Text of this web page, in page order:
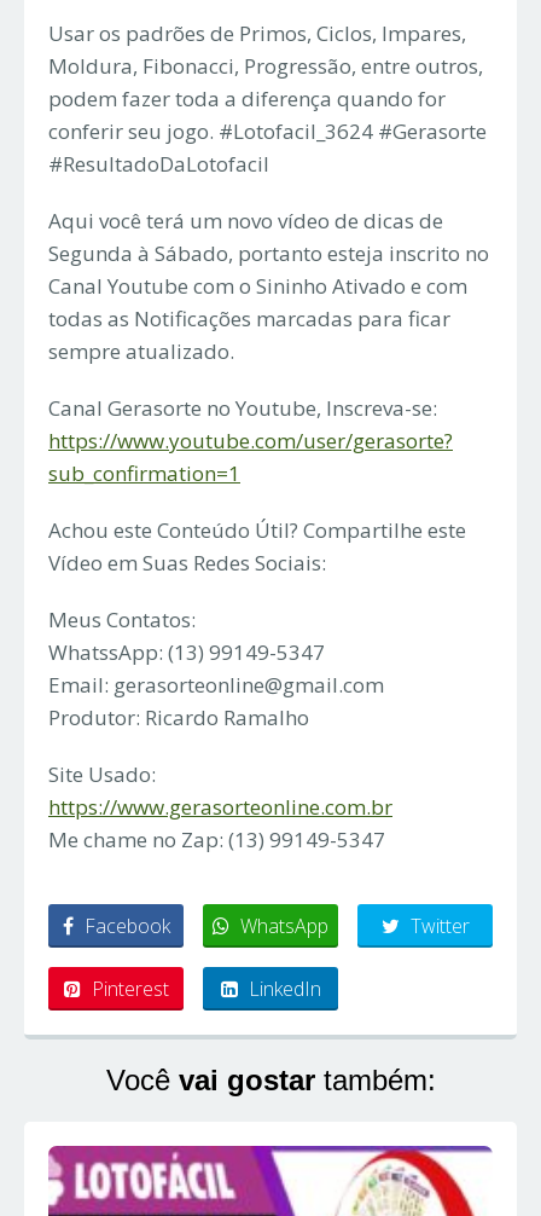
Usar os padrões de Primos, Ciclos, Impares,
Moldura, Fibonacci, Progressão, entre outros,
podem fazer toda a diferença quando for
conferir seu jogo. #Lotofacil_3624 #Gerasorte
#ResultadoDaLotofacil
Aqui você terá um novo vídeo de dicas de
Segunda à Sábado, portanto esteja inscrito no
Canal Youtube com o Sininho Ativado e com
todas as Notificações marcadas para ficar
sempre atualizado.
Canal Gerasorte no Youtube, Inscreva-se:
https://www.youtube.com/user/gerasorte?
sub_confirmation=1
Achou este Conteúdo Útil? Compartilhe este
Vídeo em Suas Redes Sociais:
Meus Contatos:
WhatssApp: (13) 99149-5347
Email: gerasorteonline@gmail.com
Produtor: Ricardo Ramalho
Site Usado:
https://www.gerasorteonline.com.br
Me chame no Zap: (13) 99149-5347
Facebook WhatsApp Twitter
Pinterest LinkedIn
Você vai gostartambém: